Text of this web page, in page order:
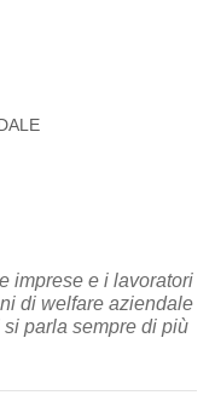
imprese e i lavoratori
di welfare aziendale
parla sempre di più